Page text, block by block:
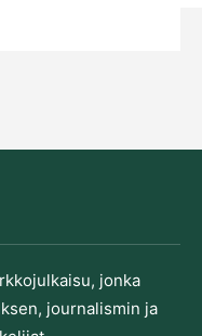
jonka
journalismin ja